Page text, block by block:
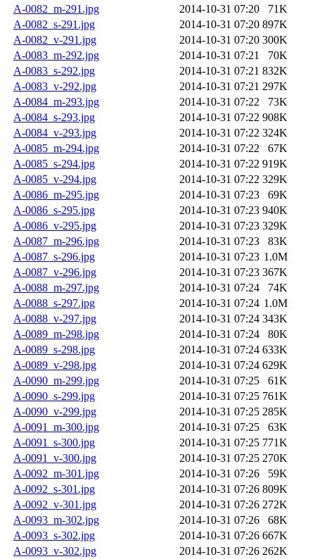
A-0082_m-291.jpg
2014-10-31 07:20
71K
A-0082_s-291.jpg
2014-10-31 07:20 897K
A-0082_v-291.jpg
2014-10-31 07:20 300K
A-0083_m-292.jpg
2014-10-31 07:21
70K
A-0083_s-292.jpg
2014-10-31 07:21 832K
A-0083_v-292.jpg
2014-10-31 07:21 297K
A-0084_m-293.jpg
2014-10-31 07:22
73K
A-0084_s-293.jpg
2014-10-31 07:22 908K
A-0084_v-293.jpg
2014-10-31 07:22 324K
A-0085_m-294.jpg
2014-10-31 07:22
67K
A-0085_s-294.jpg
2014-10-31 07:22 919K
A-0085_v-294.jpg
2014-10-31 07:22 329K
A-0086_m-295.jpg
2014-10-31 07:23
69K
A-0086_s-295.jpg
2014-10-31 07:23 940K
A-0086_v-295.jpg
2014-10-31 07:23 329K
A-0087_m-296.jpg
2014-10-31 07:23
83K
A-0087_s-296.jpg
2014-10-31 07:23 1.0M
A-0087_v-296.jpg
2014-10-31 07:23 367K
A-0088_m-297.jpg
2014-10-31 07:24
74K
A-0088_s-297.jpg
2014-10-31 07:24 1.0M
A-0088_v-297.jpg
2014-10-31 07:24 343K
A-0089_m-298.jpg
2014-10-31 07:24
80K
A-0089_s-298.jpg
2014-10-31 07:24 633K
A-0089_v-298.jpg
2014-10-31 07:24 629K
A-0090_m-299.jpg
2014-10-31 07:25
61K
A-0090_s-299.jpg
2014-10-31 07:25 761K
A-0090_v-299.jpg
2014-10-31 07:25 285K
A-0091_m-300.jpg
2014-10-31 07:25
63K
A-0091_s-300.jpg
2014-10-31 07:25 771K
A-0091_v-300.jpg
2014-10-31 07:25 270K
A-0092_m-301.jpg
2014-10-31 07:26
59K
A-0092_s-301.jpg
2014-10-31 07:26 809K
A-0092_v-301.jpg
2014-10-31 07:26 272K
A-0093_m-302.jpg
2014-10-31 07:26
68K
A-0093_s-302.jpg
2014-10-31 07:26 667K
A-0093_v-302.jpg
2014-10-31 07:26 262K